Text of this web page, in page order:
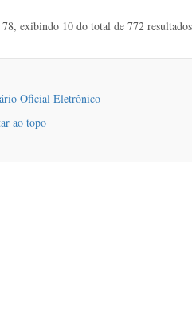
exibindo 10 do total de 772 resultados
Oficial Eletrônico
ao topo